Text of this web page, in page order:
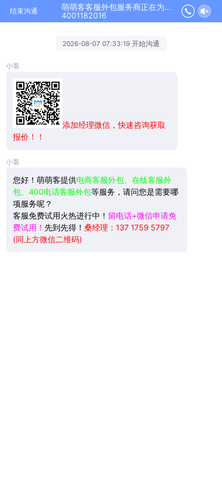
结束沟通
萌萌客客服外包服务商正在为您服务
4001182016
2026-08-07 07:33:19 开始沟通
小客
添加经理微信，快速咨询获取
报价！！
小客
您好！萌萌客提供电商客服外包、在线客服外
包、400电话客服外包等服务，请问您是需要哪
项服务呢？
客服免费试用火热进行中！ 留电话+微信申请免
费试用！ 先到先得！ 桑经理：137 1759 5797
(同上方微信二维码)